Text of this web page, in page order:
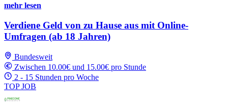
mehr lesen
Verdiene Geld von zu Hause aus mit Online-
Umfragen (ab 18 Jahren)
Bundesweit
Zwischen 10.00€ und 15.00€ pro Stunde
2 - 15 Stunden pro Woche
TOP JOB